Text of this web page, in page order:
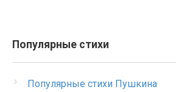
Популярные стихи
Популярные стихи Пушкина